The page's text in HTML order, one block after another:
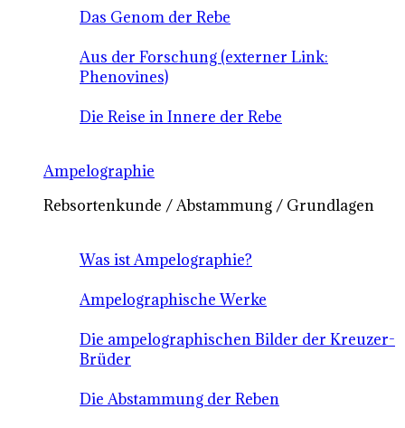
Das Genom der Rebe
Aus der Forschung (externer Link:
Phenovines)
Die Reise in Innere der Rebe
Ampelographie
Rebsortenkunde / Abstammung / Grundlagen
Was ist Ampelographie?
Ampelographische Werke
Die ampelographischen Bilder der Kreuzer-
Brüder
Die Abstammung der Reben